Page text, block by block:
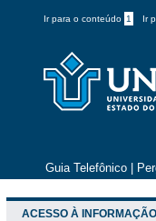
Ir para o conteúdo 1 Ir
Guia Telefônico
ACESSO À INFORMAÇÃO